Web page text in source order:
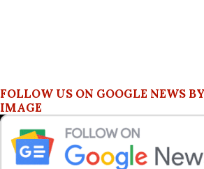
FOLLOW US ON GOOGLE NEWS
IMAGE